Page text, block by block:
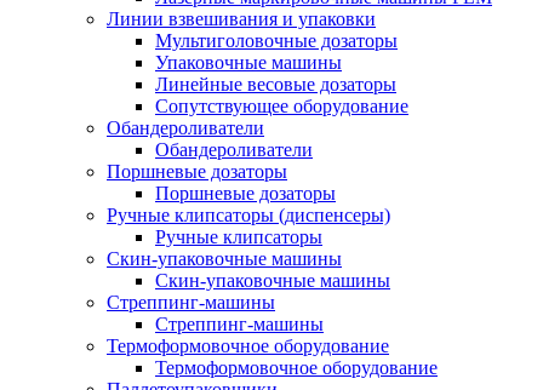
Линии взвешивания и упаковки
Мультиголовочные дозаторы
Упаковочные машины
Линейные весовые дозаторы
Сопутствующее оборудование
Обандероливатели
Обандероливатели
Поршневые дозаторы
Поршневые дозаторы
Ручные клипсаторы (диспенсеры)
Ручные клипсаторы
Скин-упаковочные машины
Скин-упаковочные машины
Стреппинг-машины
Стреппинг-машины
Термоформовочное оборудование
Термоформовочное оборудование